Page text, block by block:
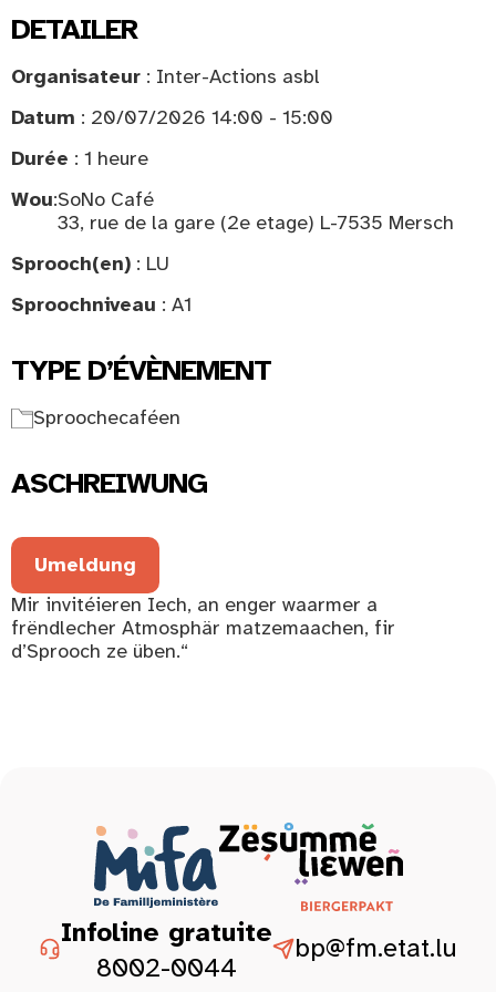
DETAILER
Organisateur : Inter-Actions asbl
Datum : 20/07/2026 14:00 - 15:00
Durée : 1 heure
Wou:SoNo Café
33, rue de la gare (2e etage) L-7535 Mersch
Sprooch(en) : LU
Sproochniveau : A1
TYPE D’ÉVÈNEMENT
Sproochecaféen
ASCHREIWUNG
Umeldung
Mir invitéieren Iech, an enger waarmer a
frëndlecher Atmosphär matzemaachen, fir
d’Sprooch ze üben.“
Infoline gratuite
8002-0044
bp@fm.etat.lu